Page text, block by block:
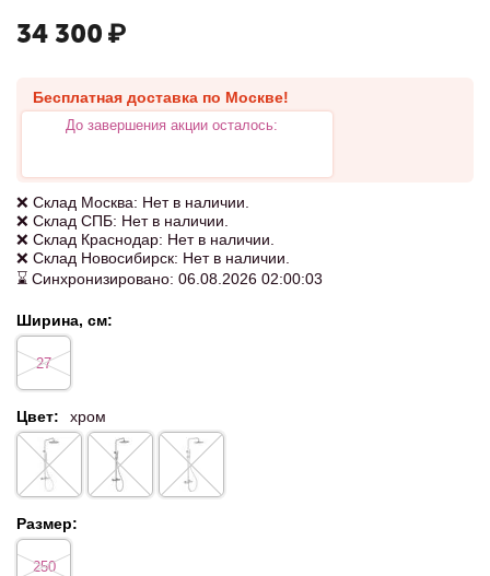
34 300 ₽
Бесплатная доставка по Москве!
До завершения акции осталось:
❌ Склад Москва: Нет в наличии.
❌ Склад СПБ: Нет в наличии.
❌ Склад Краснодар: Нет в наличии.
❌ Склад Новосибирск: Нет в наличии.
⌛ Синхронизировано: 06.08.2026 02:00:03
Ширина, см:
27
Цвет: хром
Размер:
250